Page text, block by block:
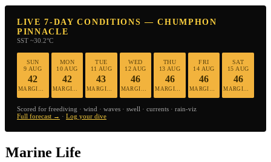
LIVE 7-DAY CONDITIONS — CHUMPHON
PINNACLE
SST ~30.2°C
SUN
9 AUG
42
MON
10 AUG
42
TUE
11 AUG
43
MARGINAL
WED
12 AUG
46
THU
13 AUG
46
FRI
14 AUG
46
SAT
15 AUG
46
Scored for freediving · wind · waves · swell · currents · rain-viz
Full forecast → · Log your dive
Marine Life